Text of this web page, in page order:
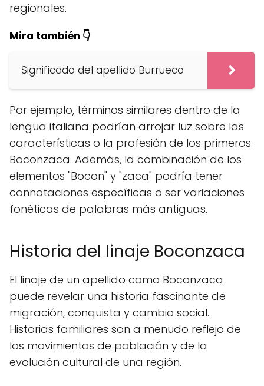
regionales.
Mira también 👇
Significado del apellido Burrueco
Por ejemplo, términos similares dentro de la
lengua italiana podrían arrojar luz sobre las
características o la profesión de los primeros
Boconzaca. Además, la combinación de los
elementos "Bocon" y "zaca" podría tener
connotaciones específicas o ser variaciones
fonéticas de palabras más antiguas.
Historia del linaje Boconzaca
El linaje de un apellido como Boconzaca
puede revelar una historia fascinante de
migración, conquista y cambio social.
Historias familiares son a menudo reflejo de
los movimientos de población y de la
evolución cultural de una región.